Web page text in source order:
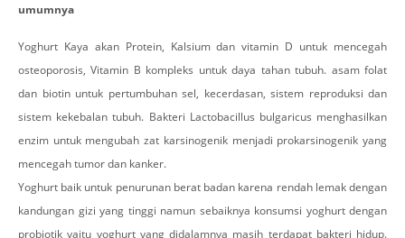
umumnya
Yoghurt Kaya akan Protein, Kalsium dan vitamin D untuk mencegah
osteoporosis, Vitamin B kompleks untuk daya tahan tubuh. asam folat
dan biotin untuk pertumbuhan sel, kecerdasan, sistem reproduksi dan
sistem kekebalan tubuh. Bakteri Lactobacillus bulgaricus menghasilkan
enzim untuk mengubah zat karsinogenik menjadi prokarsinogenik yang
mencegah tumor dan kanker.
Yoghurt baik untuk penurunan berat badan karena rendah lemak dengan
kandungan gizi yang tinggi namun sebaiknya konsumsi yoghurt dengan
probiotik yaitu yoghurt yang didalamnya masih terdapat bakteri hidup.